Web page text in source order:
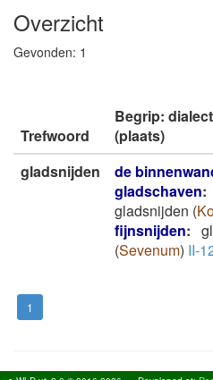
Overzicht
Gevonden: 1
Trefwoord
Begrip:
(plaats)
gladsnijden
de
gladschaven:
gladsnijden (
fijnsnijden:
(Sevenum) II-
1